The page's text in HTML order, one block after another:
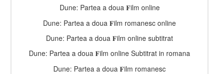
Dune: Partea a doua 𝐅ilm online
Dune: Partea a doua 𝐅ilm romanesc online
Dune: Partea a doua 𝐅ilm online subtitrat
Dune: Partea a doua 𝐅ilm online Subtitrat in romana
Dune: Partea a doua 𝐅ilm romanesc